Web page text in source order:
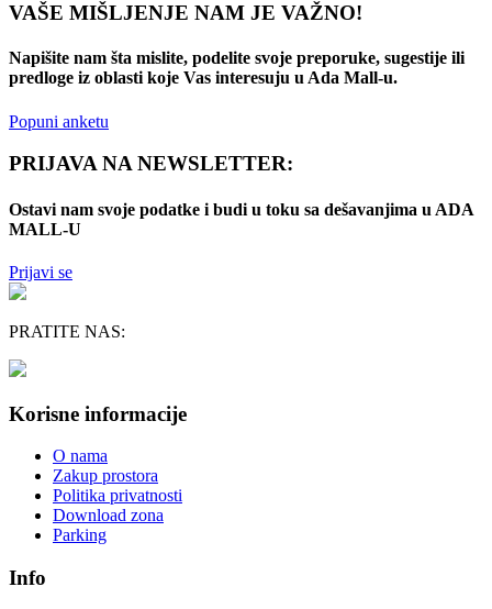
VAŠE MIŠLJENJE NAM JE VAŽNO!
Napišite nam šta mislite, podelite svoje preporuke, sugestije ili
predloge iz oblasti koje Vas interesuju u Ada Mall-u.
Popuni anketu
PRIJAVA NA NEWSLETTER:
Ostavi nam svoje podatke i budi u toku sa dešavanjima u ADA
MALL-U
Prijavi se
PRATITE NAS:
Korisne informacije
O nama
Zakup prostora
Politika privatnosti
Download zona
Parking
Info